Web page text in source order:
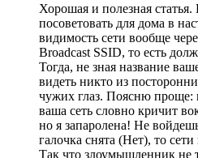
Хорошая и полезная
посоветовать для дома в
видимость сети вообще
Broadcast SSID, то есть
Тогда, не зная название
видеть никто из
чужих глаз. Поясню проще:
ваша сеть словно кричит
но я запаролена! Не
галочка снята (Нет), то
Так что злоумышленник не